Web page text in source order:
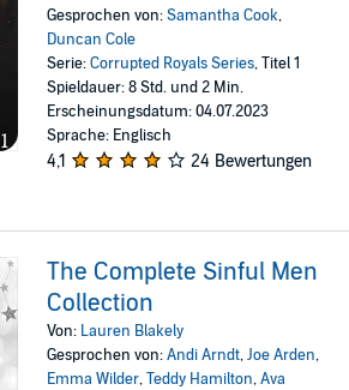
Gesprochen von:Samantha Cook,
Duncan Cole
Serie:Corrupted Royals Series, Titel 1
Spieldauer: 8 Std. und 2 Min.
Erscheinungsdatum: 04.07.2023
Sprache: Englisch
4,1 24 Bewertungen
The Complete Sinful Men
Collection
Von: Lauren Blakely
Gesprochen von:Andi Arndt,Joe Arden,
Emma Wilder,Teddy Hamilton,Ava